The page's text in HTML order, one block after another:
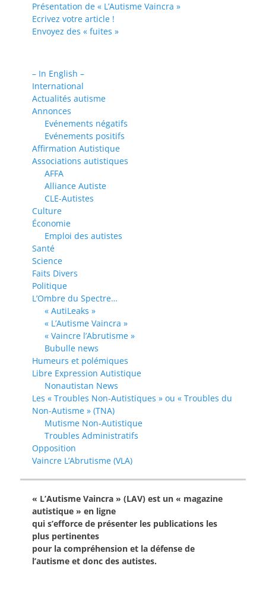
Présentation de « L’Autisme Vaincra »
Ecrivez votre article !
Envoyez des « fuites »
– In English –
International
Actualités autisme
Annonces
Evénements négatifs
Evénements positifs
Affirmation Autistique
Associations autistiques
AFFA
Alliance Autiste
CLE-Autistes
Culture
Économie
Emploi des autistes
Santé
Science
Faits Divers
Politique
L’Ombre du Spectre…
« AutiLeaks »
« L’Autisme Vaincra »
« Vaincre l’Abrutisme »
Bubulle news
Humeurs et polémiques
Libre Expression Autistique
Nonautistan News
Les « Troubles Non-Autistiques » ou « Troubles du
Non-Autisme » (TNA)
Mutisme Non-Autistique
Troubles Administratifs
Opposition
Vaincre L’Abrutisme (VLA)
« L’Autisme Vaincra » (LAV) est un « magazine
autistique » en ligne
qui s’efforce de présenter les publications les
plus pertinentes
pour la compréhension et la défense de
l’autisme et donc des autistes.